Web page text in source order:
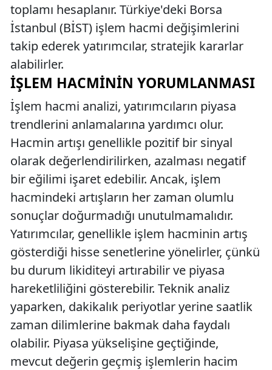
toplamı hesaplanır. Türkiye'deki Borsa
İstanbul (BİST) işlem hacmi değişimlerini
takip ederek yatırımcılar, stratejik kararlar
alabilirler.
İŞLEM HACMININ YORUMLANMASI
İşlem hacmi analizi, yatırımcıların piyasa
trendlerini anlamalarına yardımcı olur.
Hacmin artışı genellikle pozitif bir sinyal
olarak değerlendirilirken, azalması negatif
bir eğilimi işaret edebilir. Ancak, işlem
hacmindeki artışların her zaman olumlu
sonuçlar doğurmadığı unutulmamalıdır.
Yatırımcılar, genellikle işlem hacminin artış
gösterdiği hisse senetlerine yönelirler, çünkü
bu durum likiditeyi artırabilir ve piyasa
hareketliliğini gösterebilir. Teknik analiz
yaparken, dakikalık periyotlar yerine saatlik
zaman dilimlerine bakmak daha faydalı
olabilir. Piyasa yükselişine geçtiğinde,
mevcut değerin geçmiş işlemlerin hacim